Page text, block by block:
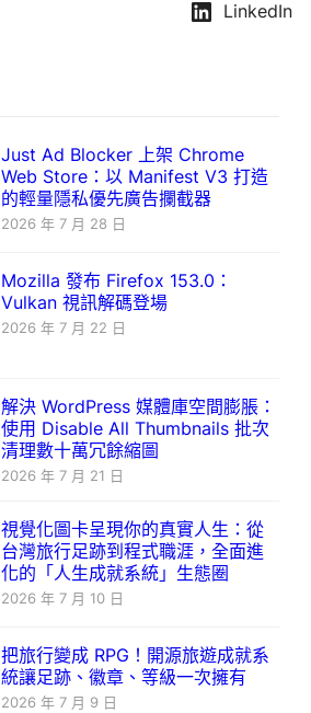
LinkedIn
Just Ad Blocker 上架 Chrome
Web Store：以 Manifest V3 打造
的輕量隱私優先廣告攔截器
2026 年 7 月 28 日
Mozilla 發布 Firefox 153.0：
Vulkan 視訊解碼登場
2026 年 7 月 22 日
解決 WordPress 媒體庫空間膨脹：
使用 Disable All Thumbnails 批次
清理數十萬冗餘縮圖
2026 年 7 月 21 日
視覺化圖卡呈現你的真實人生：從
台灣旅行足跡到程式職涯，全面進
化的「人生成就系統」生態圈
2026 年 7 月 10 日
把旅行變成 RPG！開源旅遊成就系
統讓足跡、徽章、等級一次擁有
2026 年 7 月 9 日